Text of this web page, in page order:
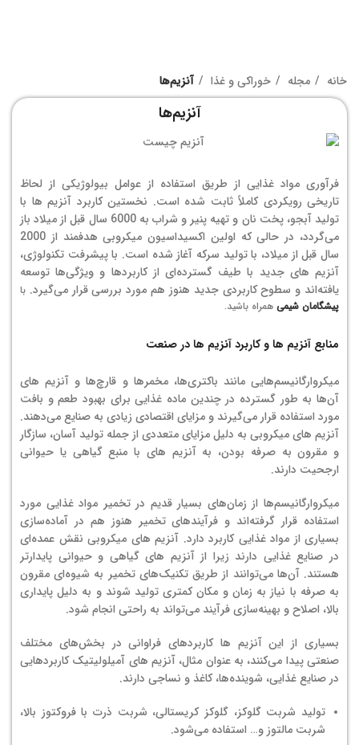
خانه مجله خوراکی و غذا آنزیم‌ها
آنزیم‌ها
فرآوری مواد غذایی از طریق استفاده از عوامل بیولوژیکی از لحاظ
تاریخی رویکردی کاملاً ثابت شده است. نخستین کاربرد آنزیم ها با
تولید آبجو، پخت نان و تهیه پنیر و شراب به 6000 سال قبل از میلاد باز
می‌گردد، در حالی که اولین اکسیداسیون میکروبی هدفمند از 2000
سال قبل از میلاد، با تولید سرکه آغاز شده است. با پیشرفت تکنولوژی،
آنزیم های جدید با طیف گسترده‌ای از کاربردها و ویژگی‌ها توسعه
یافته‌اند و سطوح کاربردی جدید هنوز هم مورد بررسی قرار می‌گیرد. با
پیشگامان شیمی همراه باشید.
منابع آنزیم ها و کاربرد آنزیم ها در صنعت
میکروارگانیسم‌هایی مانند باکتری‌ها، مخمرها و قارچ‌ها و آنزیم های
آن‌ها به طور گسترده در چندین ماده غذایی برای بهبود طعم و بافت
مورد استفاده قرار می‌گیرند و مزایای اقتصادی زیادی به صنایع می‌دهند.
آنزیم های میکروبی به دلیل مزایای متعددی از جمله تولید آسان، سازگار
و مقرون به صرفه بودن، به آنزیم های با منبع گیاهی یا حیوانی
ارجحیت دارند.
میکروارگانیسم‌ها از زمان‌های بسیار قدیم در تخمیر مواد غذایی مورد
استفاده قرار گرفته‌اند و فرآیندهای تخمیر هنوز هم در آماده‌سازی
بسیاری از مواد غذایی کاربرد دارد. آنزیم های میکروبی نقش عمده‌ای
در صنایع غذایی دارند زیرا از آنزیم های گیاهی و حیوانی پایدارتر
هستند. آن‌ها می‌توانند از طریق تکنیک‌های تخمیر به شیوه‌ای مقرون
به صرفه با نیاز به زمان و مکان کمتری تولید شوند و به دلیل پایداری
بالا، اصلاح و بهینه‌سازی فرآیند می‌تواند به راحتی انجام شود.
بسیاری از این آنزیم ها کاربردهای فراوانی در بخش‌های مختلف
صنعتی پیدا می‌کنند، به عنوان مثال، آنزیم های آمیلولیتیک کاربردهایی
در صنایع غذایی، شوینده‌ها، کاغذ و نساجی دارند.
تولید شربت گلوکز، گلوکز کریستالی، شربت ذرت با فروکتوز بالا،
شربت مالتوز و… استفاده می‌شود.